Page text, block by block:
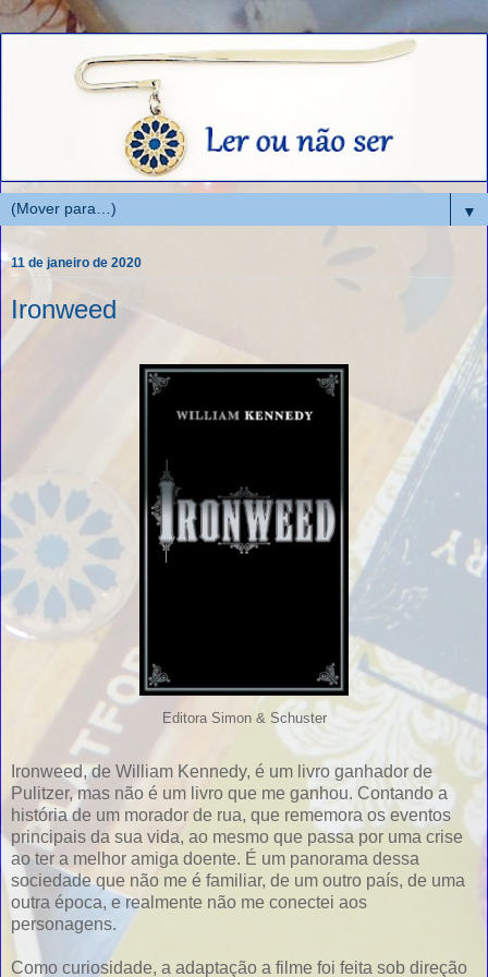
▼
11 de janeiro de 2020
Ironweed
Editora Simon & Schuster
Ironweed, de William Kennedy, é um livro ganhador de
Pulitzer, mas não é um livro que me ganhou. Contando a
história de um morador de rua, que rememora os eventos
principais da sua vida, ao mesmo que passa por uma crise
ao ter a melhor amiga doente. É um panorama dessa
sociedade que não me é familiar, de um outro país, de uma
outra época, e realmente não me conectei aos
personagens.
Como curiosidade, a adaptação a filme foi feita sob direção